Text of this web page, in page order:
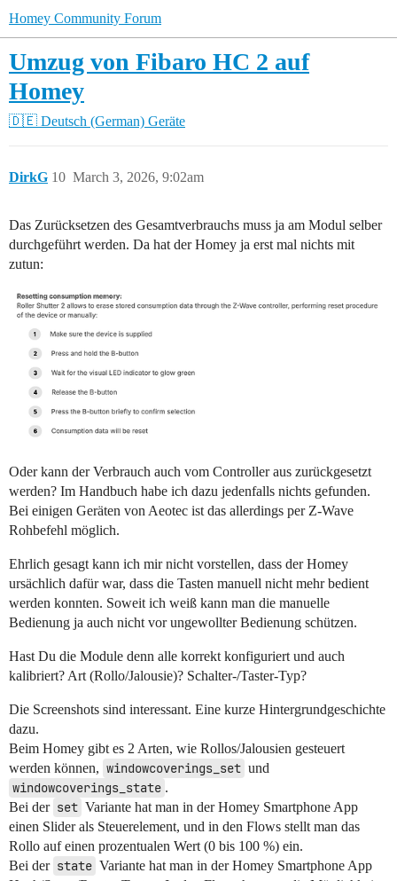
Homey Community Forum
Umzug von Fibaro HC 2 auf
Homey
🇩🇪 Deutsch (German) Geräte
DirkG March 3, 2026, 9:02am
10
Das Zurücksetzen des Gesamtverbrauchs muss ja am Modul selber
durchgeführt werden. Da hat der Homey ja erst mal nichts mit
zutun:
Oder kann der Verbrauch auch vom Controller aus zurückgesetzt
werden? Im Handbuch habe ich dazu jedenfalls nichts gefunden.
Bei einigen Geräten von Aeotec ist das allerdings per Z-Wave
Rohbefehl möglich.
Ehrlich gesagt kann ich mir nicht vorstellen, dass der Homey
ursächlich dafür war, dass die Tasten manuell nicht mehr bedient
werden konnten. Soweit ich weiß kann man die manuelle
Bedienung ja auch nicht vor ungewollter Bedienung schützen.
Hast Du die Module denn alle korrekt konfiguriert und auch
kalibriert? Art (Rollo/Jalousie)? Schalter-/Taster-Typ?
Die Screenshots sind interessant. Eine kurze Hintergrundgeschichte
dazu.
Beim Homey gibt es 2 Arten, wie Rollos/Jalousien gesteuert
werden können, windowcoverings_set und
windowcoverings_state .
Bei der set Variante hat man in der Homey Smartphone App
einen Slider als Steuerelement, und in den Flows stellt man das
Rollo auf einen prozentualen Wert (0 bis 100 %) ein.
Bei der state Variante hat man in der Homey Smartphone App